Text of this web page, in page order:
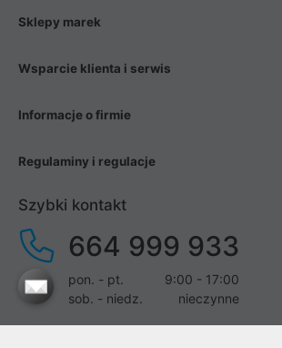
Sklepy marek
Wsparcie klienta i serwis
Informacje o firmie
Regulaminy i regulacje
Szybki kontakt
664 999 933
pon. - pt.
9:00 - 17:00
sob. - niedz.
nieczynne